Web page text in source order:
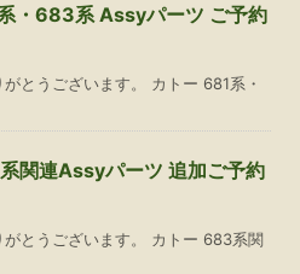
・683系 Assyパーツ ご予約
とうございます。 カトー 681系・
関連Assyパーツ 追加ご予約
とうございます。 カトー 683系関